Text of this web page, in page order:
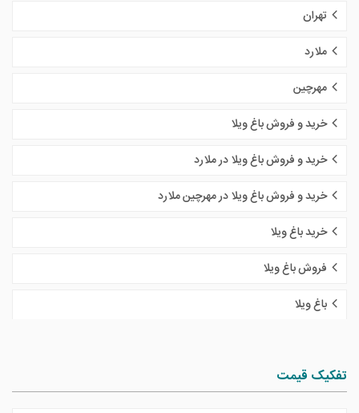
تهران
ملارد
مهرچین
خرید و فروش باغ ویلا
خرید و فروش باغ ویلا در ملارد
خرید و فروش باغ ویلا در مهرچین ملارد
خرید باغ ویلا
فروش باغ ویلا
باغ ویلا
تفکیک قیمت